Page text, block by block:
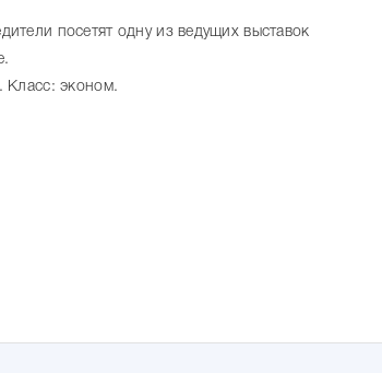
посетят одну из ведущих выставок
Класс: эконом.